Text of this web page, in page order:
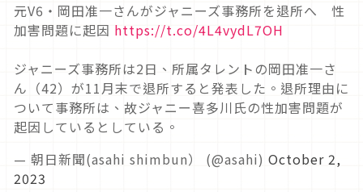
元V6・岡田准一さんがジャニーズ事務所を退所へ 性
加害問題に起因 https://t.co/4L4vydL7OH
ジャニーズ事務所は2日、所属タレントの岡田准一さ
ん（42）が11月末で退所すると発表した。退所理由に
ついて事務所は、故ジャニー喜多川氏の性加害問題が
起因しているとしている。
— 朝日新聞(asahi shimbun） (@asahi) October 2,
2023